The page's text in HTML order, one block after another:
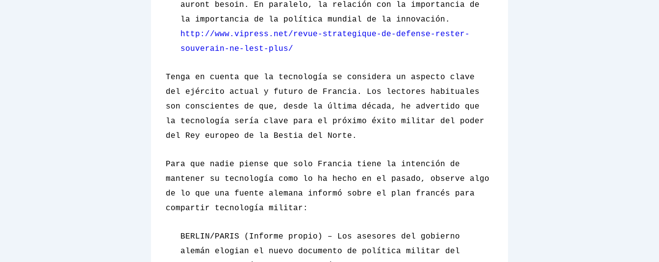
auront besoin. En paralelo, la relación con la importancia de
la importancia de la política mundial de la innovación.
http://www.vipress.net/revue-strategique-de-defense-rester-
souverain-ne-lest-plus/
Tenga en cuenta que la tecnología se considera un aspecto clave
del ejército actual y futuro de Francia. Los lectores habituales
son conscientes de que, desde la última década, he advertido que
la tecnología sería clave para el próximo éxito militar del poder
del Rey europeo de la Bestia del Norte.
Para que nadie piense que solo Francia tiene la intención de
mantener su tecnología como lo ha hecho en el pasado, observe algo
de lo que una fuente alemana informó sobre el plan francés para
compartir tecnología militar:
BERLIN/PARIS (Informe propio) – Los asesores del gobierno
alemán elogian el nuevo documento de política militar del